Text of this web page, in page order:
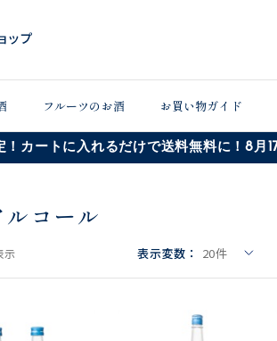
フルーツのお酒 お買い物ガイド
！カートに入れるだけで送料無料に！8月
ルコール
示 表示変数： 20件